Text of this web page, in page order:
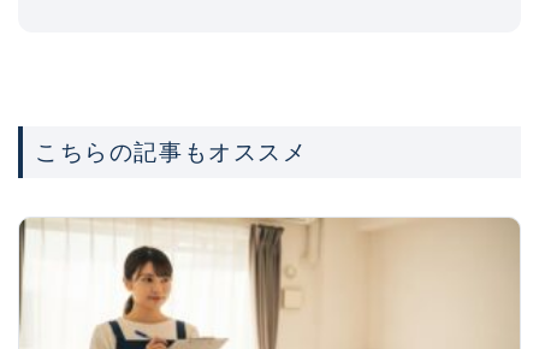
こちらの記事もオススメ